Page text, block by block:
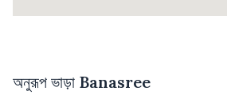
অনুরূপ ভাড়া Banasree